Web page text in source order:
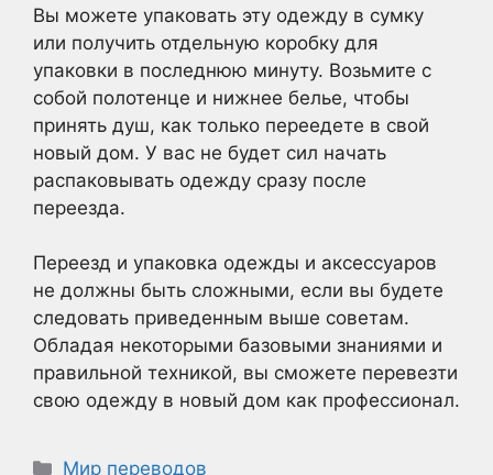
Вы можете упаковать эту одежду в сумку
или получить отдельную коробку для
упаковки в последнюю минуту. Возьмите с
собой полотенце и нижнее белье, чтобы
принять душ, как только переедете в свой
новый дом. У вас не будет сил начать
распаковывать одежду сразу после
переезда.
Переезд и упаковка одежды и аксессуаров
не должны быть сложными, если вы будете
следовать приведенным выше советам.
Обладая некоторыми базовыми знаниями и
правильной техникой, вы сможете перевезти
свою одежду в новый дом как профессионал.
Рубрики
Мир переводов